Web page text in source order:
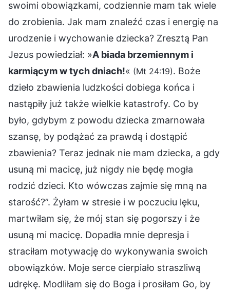
swoimi obowiązkami, codziennie mam tak wiele
do zrobienia. Jak mam znaleźć czas i energię na
urodzenie i wychowanie dziecka? Zresztą Pan
Jezus powiedział: »A biada brzemiennym i
karmiącym w tych dniach!« (Mt 24:19). Boże
dzieło zbawienia ludzkości dobiega końca i
nastąpiły już także wielkie katastrofy. Co by
było, gdybym z powodu dziecka zmarnowała
szansę, by podążać za prawdą i dostąpić
zbawienia? Teraz jednak nie mam dziecka, a gdy
usuną mi macicę, już nigdy nie będę mogła
rodzić dzieci. Kto wówczas zajmie się mną na
starość?”. Żyłam w stresie i w poczuciu lęku,
martwiłam się, że mój stan się pogorszy i że
usuną mi macicę. Dopadła mnie depresja i
straciłam motywację do wykonywania swoich
obowiązków. Moje serce cierpiało straszliwą
udrękę. Modliłam się do Boga i prosiłam Go, by